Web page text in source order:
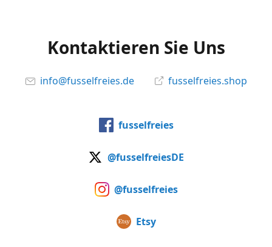
Kontaktieren Sie Uns
info@fusselfreies.de fusselfreies.shop
fusselfreies
@fusselfreiesDE
@fusselfreies
Etsy